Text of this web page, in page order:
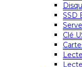
SSD
Clé